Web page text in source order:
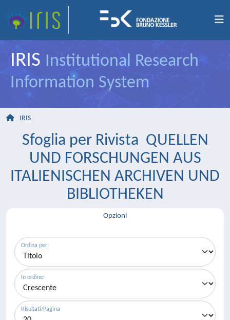
IRIS Institutional Research
Information System
IRIS
Sfoglia per Rivista QUELLEN
UND FORSCHUNGEN AUS
ITALIENISCHEN ARCHIVEN UND
BIBLIOTHEKEN
Opzioni
Ordina per:
In ordine:
Risultati/Pagina